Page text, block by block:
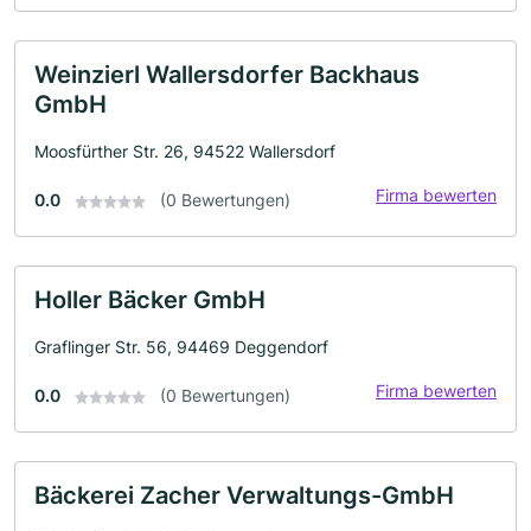
Weinzierl Wallersdorfer Backhaus
GmbH
Moosfürther Str. 26, 94522 Wallersdorf
0.0 (0 Bewertungen) Firma bewerten
Holler Bäcker GmbH
Graflinger Str. 56, 94469 Deggendorf
0.0 (0 Bewertungen) Firma bewerten
Bäckerei Zacher Verwaltungs-GmbH